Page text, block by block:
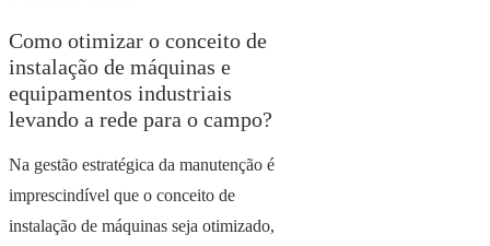
Como otimizar o conceito de
instalação de máquinas e
equipamentos industriais
levando a rede para o campo?
Na gestão estratégica da manutenção é
imprescindível que o conceito de
instalação de máquinas seja otimizado,